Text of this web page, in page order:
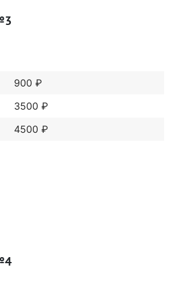
900 ₽
3500 ₽
4500 ₽